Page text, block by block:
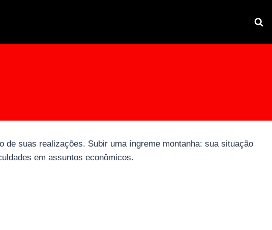
suas realizações. Subir uma íngreme montanha: sua situação
em assuntos econômicos.